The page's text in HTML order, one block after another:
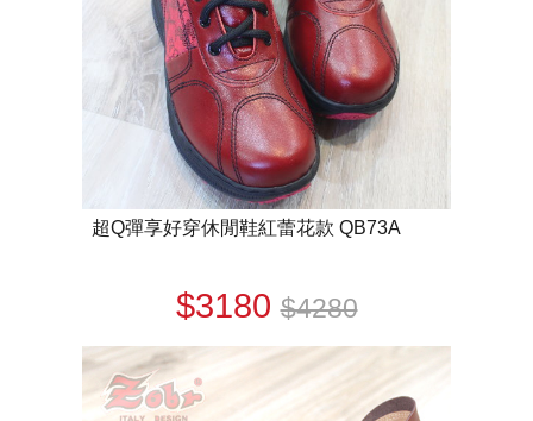
超Q彈享好穿休閒鞋紅蕾花款 QB73A
$3180$4280